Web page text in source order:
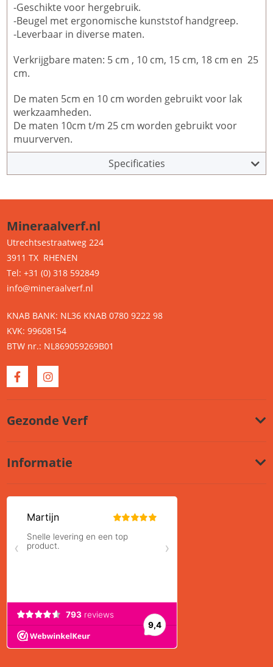
-Geschikte voor hergebruik.
-Beugel met ergonomische kunststof handgreep.
-Leverbaar in diverse maten.
Verkrijgbare maten: 5 cm , 10 cm, 15 cm, 18 cm en 25
cm.
De maten 5cm en 10 cm worden gebruikt voor lak
werkzaamheden.
De maten 10cm t/m 25 cm worden gebruikt voor
muurverven.
Specificaties
Mineraalverf.nl
Utrechtsestraatweg 224
3911 TX RHENEN
Tel: +31 (0) 318 592849
info@mineraalverf.nl
KNAB BANK: NL36 KNAB 0780 9222 98
KVK: 99608154
BTW nr.: NL869059269B01
Gezonde Verf
Informatie